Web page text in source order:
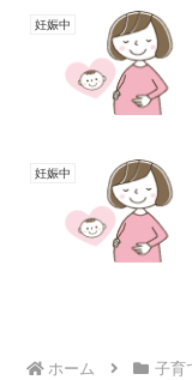
妊娠中
妊娠中
ホーム 子育